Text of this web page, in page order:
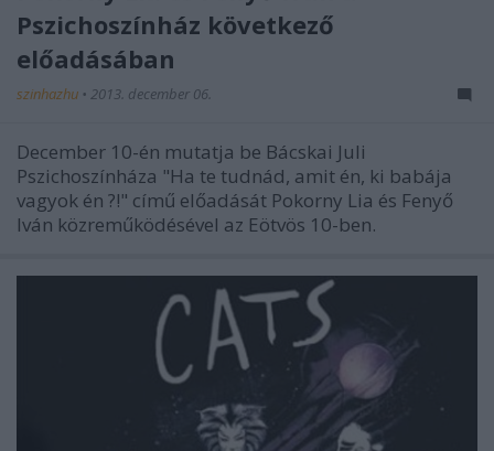
Pszichoszínház következő
előadásában
szinhazhu • 2013. december 06.
December 10-én mutatja be Bácskai Juli
Pszichoszínháza "Ha te tudnád, amit én, ki babája
vagyok én ?!" című előadását Pokorny Lia és Fenyő
Iván közreműködésével az Eötvös 10-ben.